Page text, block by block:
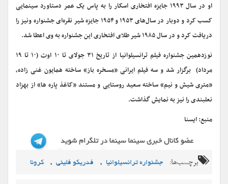
او در سال ۱۹۹۳ جایزه افتخاری اسکار را به پاس یک عمر دستاورد سینمایی
کسب کرد و دوبار در سال‌های ۱۹۵۳ و ۱۹۵۴ جایزه شیر نقره‌ای جشنواره ونیز را
دریافت کرد و در سال ۱۹۸۵ شیر طلای افتخاری این جشنواره به وی اعطا شد.
نوزدهمین جشنواره فیلم ترانسیلوانیا از تاریخ ۳۱ جولای تا ۱۰ اوت (۱۰ تا ۱۹
مرداد) برگزار شد و سه فیلم ایرانی «مسخره باز» ساخته همایون غنی زاده،
«متری شیش و نیم» ساخته سعید روستایی و مستند «کاغذ پاره ها» از بهزاد
نعلبندی را نیز به نمایش گذاشت.
منبع: ایسنا
برچسب‌ها: جشنواره ترانسیلوانیا , فدریکو فلینی , کرونا